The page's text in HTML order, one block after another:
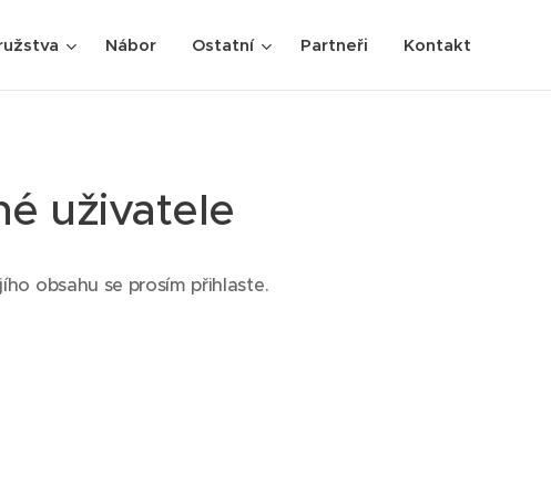
Nábor Ostatní Partneři Kontakt
uživatele
obsahu se prosím přihlaste.